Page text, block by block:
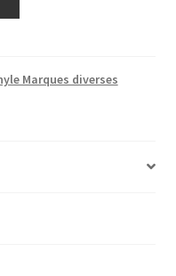
Marques diverses